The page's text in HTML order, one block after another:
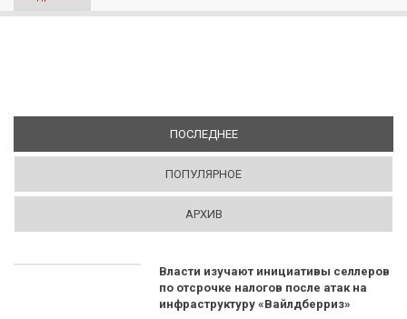
ПОСЛЕДНЕЕ(АКТИВНАЯ ВКЛАДКА)
ПОПУЛЯРНОЕ
АРХИВ
Власти изучают инициативы селлеров
по отсрочке налогов после атак на
инфраструктуру «Вайлдберриз»